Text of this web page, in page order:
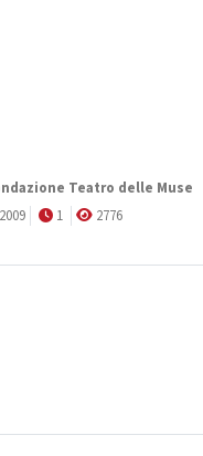
Teatro delle Muse
1 2776